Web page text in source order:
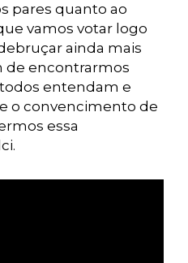
pares quanto ao
vamos votar logo
ainda mais
de encontrarmos
entendam e
o convencimento de
essa